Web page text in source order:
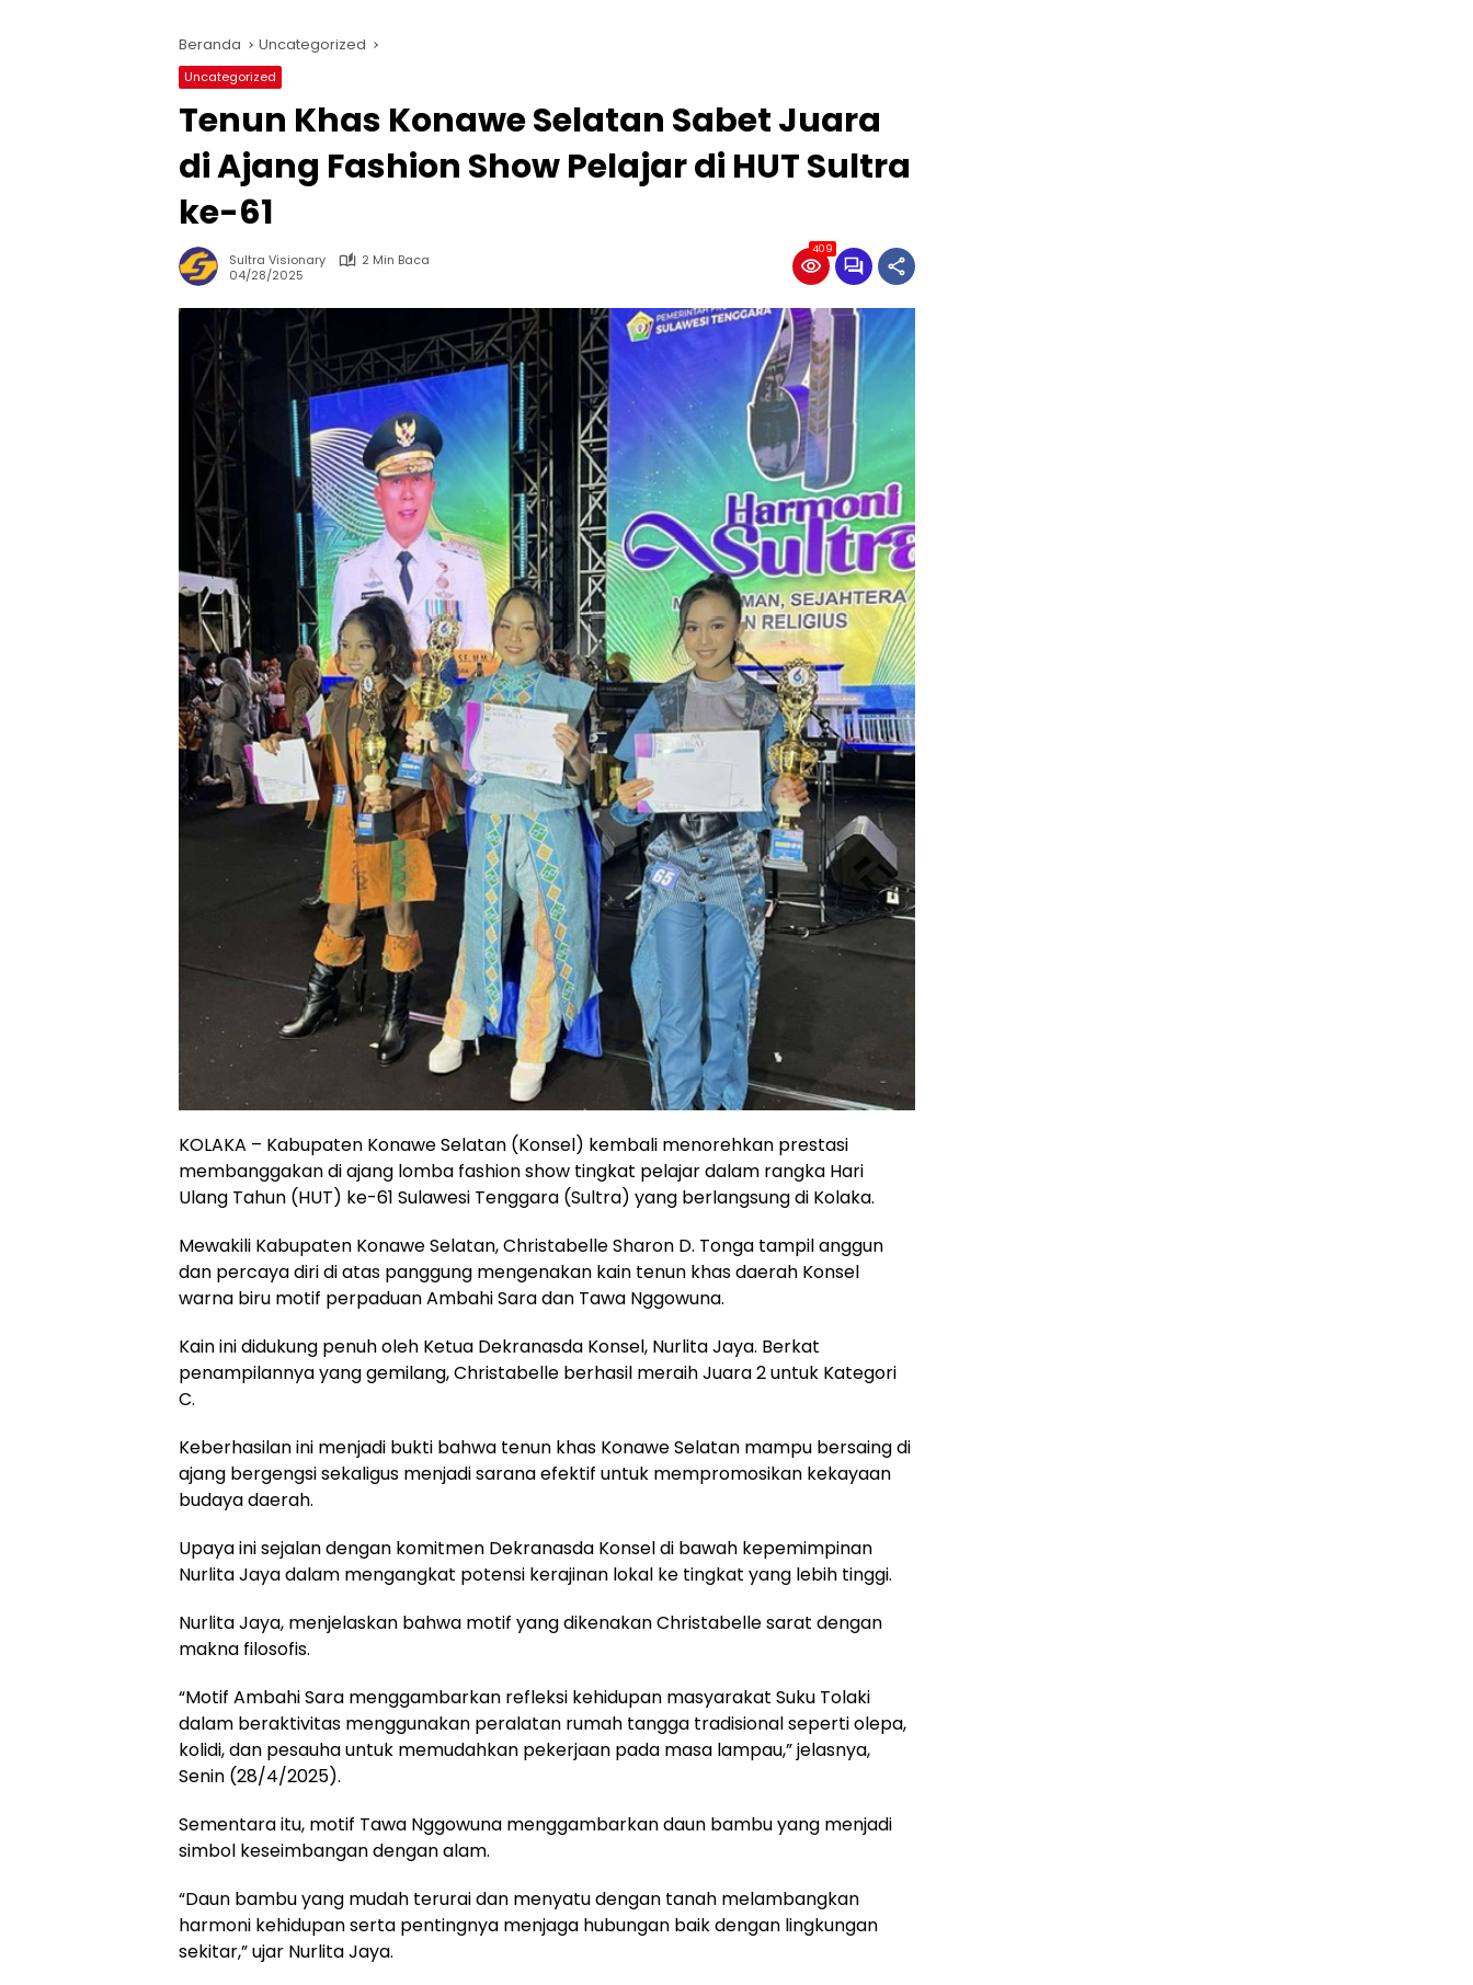
Beranda Uncategorized
Uncategorized
Tenun Khas Konawe Selatan Sabet Juara
di Ajang Fashion Show Pelajar di HUT Sultra
ke-61
Sultra Visionary
2 Min Baca
04/28/2025
409
KOLAKA – Kabupaten Konawe Selatan (Konsel) kembali menorehkan prestasi
membanggakan di ajang lomba fashion show tingkat pelajar dalam rangka Hari
Ulang Tahun (HUT) ke-61 Sulawesi Tenggara (Sultra) yang berlangsung di Kolaka.
Mewakili Kabupaten Konawe Selatan, Christabelle Sharon D. Tonga tampil anggun
dan percaya diri di atas panggung mengenakan kain tenun khas daerah Konsel
warna biru motif perpaduan Ambahi Sara dan Tawa Nggowuna.
Kain ini didukung penuh oleh Ketua Dekranasda Konsel, Nurlita Jaya. Berkat
penampilannya yang gemilang, Christabelle berhasil meraih Juara 2 untuk Kategori
C.
Keberhasilan ini menjadi bukti bahwa tenun khas Konawe Selatan mampu bersaing di
ajang bergengsi sekaligus menjadi sarana efektif untuk mempromosikan kekayaan
budaya daerah.
Upaya ini sejalan dengan komitmen Dekranasda Konsel di bawah kepemimpinan
Nurlita Jaya dalam mengangkat potensi kerajinan lokal ke tingkat yang lebih tinggi.
Nurlita Jaya, menjelaskan bahwa motif yang dikenakan Christabelle sarat dengan
makna filosofis.
“Motif Ambahi Sara menggambarkan refleksi kehidupan masyarakat Suku Tolaki
dalam beraktivitas menggunakan peralatan rumah tangga tradisional seperti olepa,
kolidi, dan pesauha untuk memudahkan pekerjaan pada masa lampau,” jelasnya,
Senin (28/4/2025).
Sementara itu, motif Tawa Nggowuna menggambarkan daun bambu yang menjadi
simbol keseimbangan dengan alam.
“Daun bambu yang mudah terurai dan menyatu dengan tanah melambangkan
harmoni kehidupan serta pentingnya menjaga hubungan baik dengan lingkungan
sekitar,” ujar Nurlita Jaya.